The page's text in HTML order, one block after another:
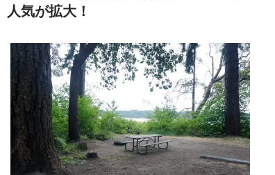
人気が拡大！